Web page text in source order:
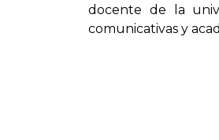
docente de la
comunicativas y